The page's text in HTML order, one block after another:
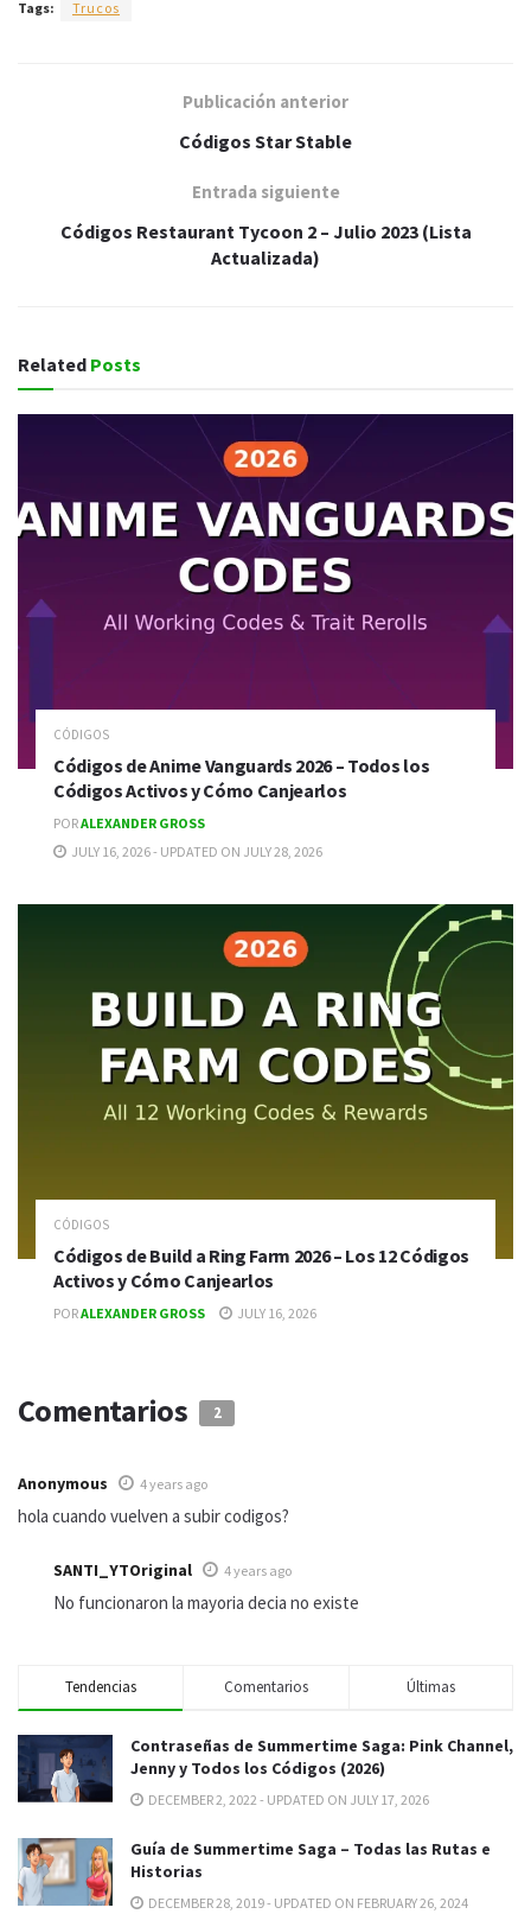
Tags: Trucos
Publicación anterior
Códigos Star Stable
Entrada siguiente
Códigos Restaurant Tycoon 2 – Julio 2023 (Lista
Actualizada)
Related Posts
CÓDIGOS
Códigos de Anime Vanguards 2026 – Todos los
Códigos Activos y Cómo Canjearlos
PORALEXANDER GROSS
JULY 16, 2026 - UPDATED ON JULY 28, 2026
CÓDIGOS
Códigos de Build a Ring Farm 2026 – Los 12 Códigos
Activos y Cómo Canjearlos
PORALEXANDER GROSS JULY 16, 2026
Comentarios 2
Anonymous 4 years ago
hola cuando vuelven a subir codigos?
SANTI_YTOriginal 4 years ago
No funcionaron la mayoria decia no existe
Tendencias Comentarios Últimas
Contraseñas de Summertime Saga: Pink Channel,
Jenny y Todos los Códigos (2026)
DECEMBER 2, 2022 - UPDATED ON JULY 17, 2026
Guía de Summertime Saga – Todas las Rutas e
Historias
DECEMBER 28, 2019 - UPDATED ON FEBRUARY 26, 2024